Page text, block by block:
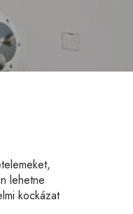
lehetne
kockázat